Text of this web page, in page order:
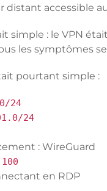
distant accessible
simple : le VPN
les symptômes
pourtant simple :
24
24
: WireGuard
en RDP